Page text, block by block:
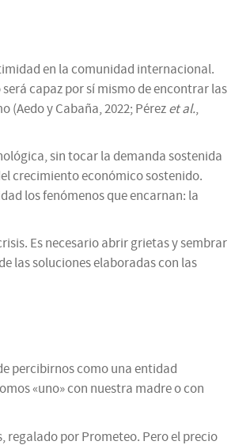
en la comunidad internacional.
capaz por sí mismo de encontrar las
y Cabaña, 2022; Pérezet al.,
sin tocar la demanda sostenida
crecimiento económico sostenido.
los fenómenos que encarnan: la
Es necesario abrir grietas y sembrar
las soluciones elaboradas con las
percibirnos como una entidad
«uno» con nuestra madre o con
regalado por Prometeo. Pero el precio